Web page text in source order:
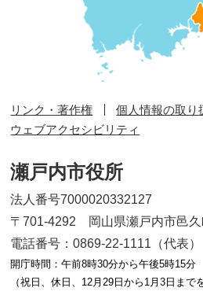
リンク・著作権
個人情報の取り
ウェブアクセシビリティ
瀬戸内市役所
法人番号7000020332127
〒701-4292 岡山県瀬戸内市邑久
電話番号：0869-22-1111（代表）
開庁時間：午前8時30分から午後5時15分
（祝日、休日、12月29日から1月3日まで